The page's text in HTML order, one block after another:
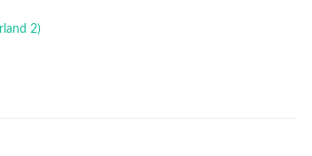
2)